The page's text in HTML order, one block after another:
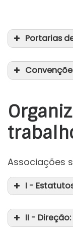
Portarias
Associações
I -
II - Direção: